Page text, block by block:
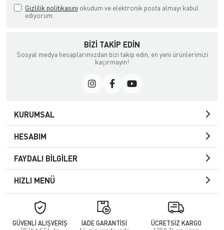
Gizlilik politikasını okudum ve elektronik posta almayı kabul
ediyorum.
BIZI TAKIP EDIN
Sosyal medya hesaplarımızdan bizi takip edin, en yeni ürünlerimizi
kaçırmayın!
KURUMSAL
HESABIM
FAYDALI BİLGİLER
HIZLI MENÜ
GÜVENLİ ALIŞVERİŞ İADE GARANTİSİ ÜCRETSİZ KARGO